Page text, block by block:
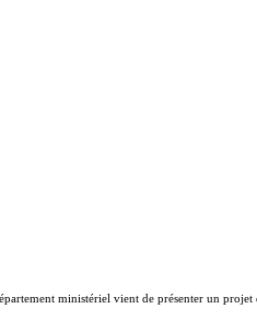
ministériel vient de présenter un